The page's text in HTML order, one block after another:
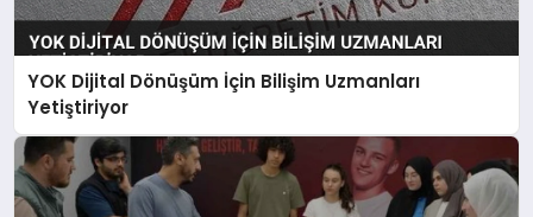
YOK Dijital Dönüşüm İçin Bilişim Uzmanları
Yetiştiriyor